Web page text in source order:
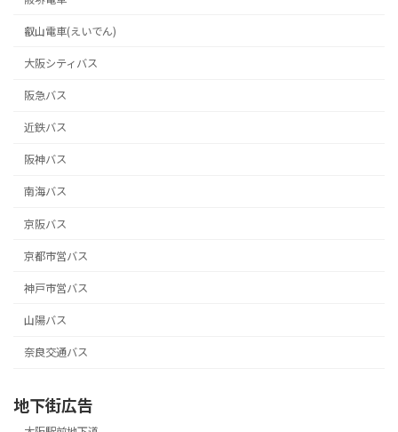
叡山電車(えいでん)
大阪シティバス
阪急バス
近鉄バス
阪神バス
南海バス
京阪バス
京都市営バス
神戸市営バス
山陽バス
奈良交通バス
地下街広告